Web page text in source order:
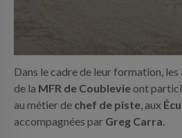
Dans le cadre de leur formation, les
de la MFR de Coublevieont
au métier de chef de piste , aux
accompagnées par Greg Carra